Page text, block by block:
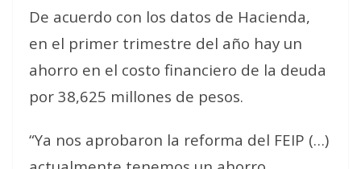
De acuerdo con los datos de Hacienda,
en el primer trimestre del año hay un
ahorro en el costo financiero de la deuda
por 38,625 millones de pesos.
“Ya nos aprobaron la reforma del FEIP (…)